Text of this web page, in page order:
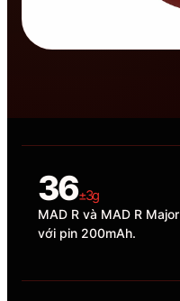
36±3g
MAD R và MAD R Major
với pin 200mAh.